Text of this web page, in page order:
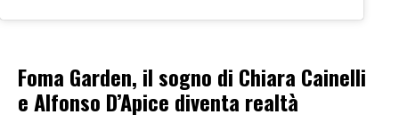
Foma Garden, il sogno di Chiara Cainelli
e Alfonso D’Apice diventa realtà